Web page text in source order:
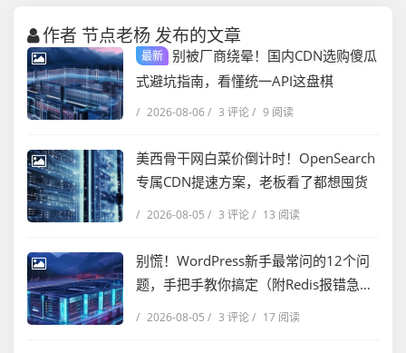
作者 节点老杨 发布的文章
最新 别被厂商绕晕！国内CDN选购傻瓜
式避坑指南，看懂统一API这盘棋
/ 2026-08-06/ 3 评论/ 9 阅读
美西骨干网白菜价倒计时！OpenSearch
专属CDN提速方案，老板看了都想囤货
/ 2026-08-05 / 3 评论/ 13 阅读
别慌！WordPress新手最常问的12个问
题，手把手教你搞定（附Redis报错急
/ 2026-08-05 / 3 评论/ 17 阅读